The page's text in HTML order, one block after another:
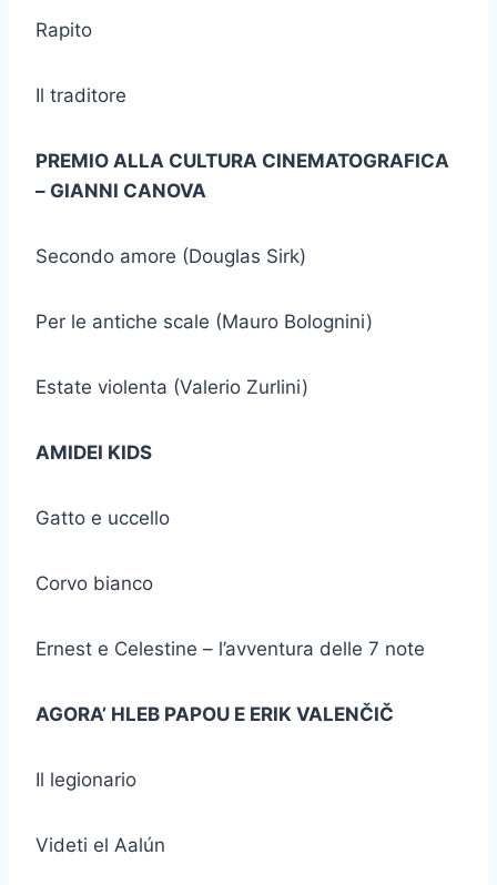
Rapito
Il traditore
PREMIO ALLA CULTURA CINEMATOGRAFICA
– GIANNI CANOVA
Secondo amore (Douglas Sirk)
Per le antiche scale (Mauro Bolognini)
Estate violenta (Valerio Zurlini)
AMIDEI KIDS
Gatto e uccello
Corvo bianco
Ernest e Celestine – l’avventura delle 7 note
AGORA’ HLEB PAPOU E ERIK VALENČIČ
Il legionario
Videti el Aalún